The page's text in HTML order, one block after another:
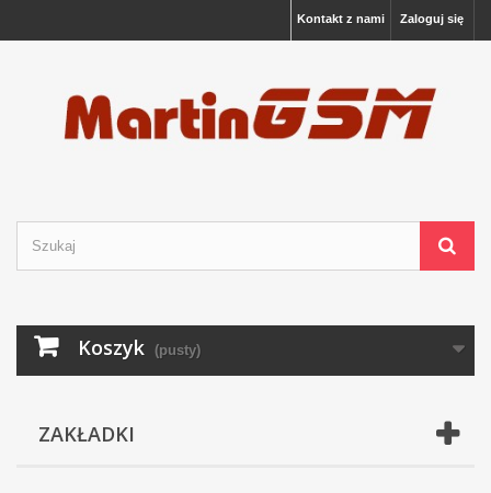
Zaloguj się
Kontakt z nami
Koszyk (pusty)
ZAKŁADKI